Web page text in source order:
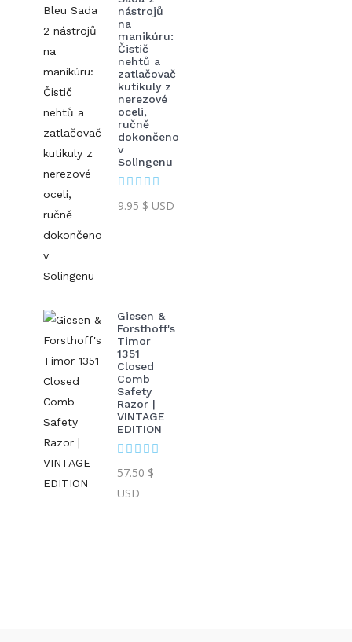
nástrojů
na
manikúru:
Čistič
nehtů a
zatlačovač
kutikuly z
nerezové
oceli,
ručně
dokončeno
v
Solingenu
9.95 $ USD
Giesen &
Forsthoff's
Timor
1351
Closed
Comb
Safety
Razor |
VINTAGE
EDITION
57.50 $
USD